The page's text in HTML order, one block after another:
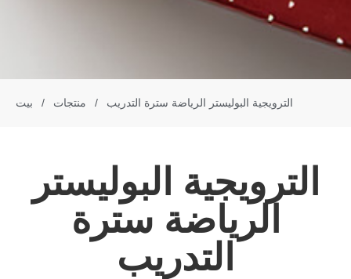
بيت / منتجات / الترويجية البوليستر الرياضة سترة التدريب
الترويجية البوليستر
الرياضة سترة
التدريب